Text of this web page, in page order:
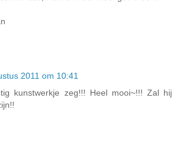
2011 om 10:41
kunstwerkje zeg!!! Heel mooi~!!! Zal hij